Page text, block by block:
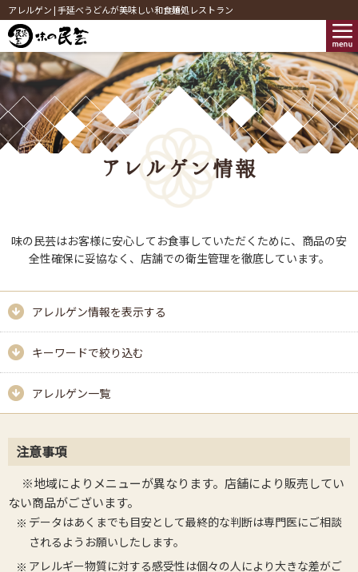
アレルゲン | 手延べうどんが美味しい和食麺処レストラン
アレルゲン情報
味の民芸はお客様に安心してお食事していただくために、商品の安
全性確保に妥協なく、店舗での衛生管理を徹底しています。
アレルゲン情報を表示する
キーワードで絞り込む
アレルゲン一覧
注意事項
※地域によりメニューが異なります。店舗により販売してい
ない商品がございます。
データはあくまでも目安として最終的な判断は専門医にご相談
されるようお願いしたします。
アレルギー物質に対する感受性は個々の人により大きな差がご